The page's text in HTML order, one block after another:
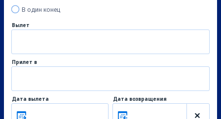
В один конец
Вылет
Прилет в
Дата вылета Дата возвращения